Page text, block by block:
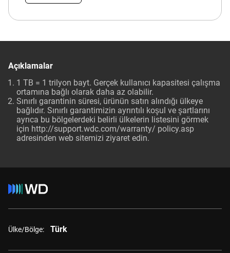
Açıklamalar
1 TB = 1 trilyon bayt. Gerçek kullanıcı kapasitesi çalışma
ortamına bağlı olarak daha az olabilir.
Sınırlı garantinin süresi, ürünün satın alındığı ülkeye
bağlıdır. Sınırlı garantimizin ayrıntılı koşul ve şartlarını
ayrıca bu bölgelerdeki belirli ülkelerin listesini görmek
için http://support.wdc.com/warranty/ policy.asp
adresinden web sitemizi ziyaret edin.
Ülke/Bölge: Türk